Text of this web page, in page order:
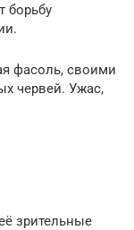
борьбу
фасоль, своими
червей. Ужас,
зрительные